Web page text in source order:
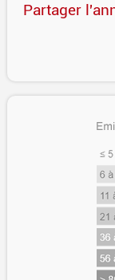
Partager